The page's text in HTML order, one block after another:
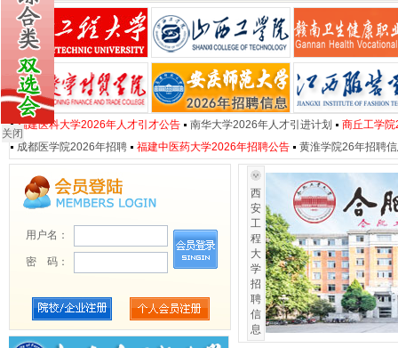
福建医科大学2026年人才引才公告 南华大学2026年人才引进计划
商丘工学
成都医学院2026年招聘
福建中医药大学2026年招聘公告 黄淮学院26年招聘
用户名：
密 码：
西
安
工
程
大
学
招
聘
信
息
关闭